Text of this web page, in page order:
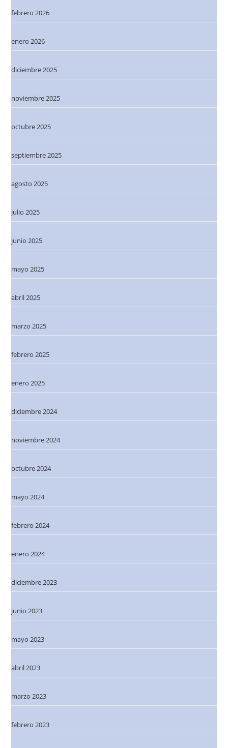
febrero 2026
enero 2026
diciembre 2025
noviembre 2025
octubre 2025
septiembre 2025
agosto 2025
julio 2025
junio 2025
mayo 2025
abril 2025
marzo 2025
febrero 2025
enero 2025
diciembre 2024
noviembre 2024
octubre 2024
mayo 2024
febrero 2024
enero 2024
diciembre 2023
junio 2023
mayo 2023
abril 2023
marzo 2023
febrero 2023